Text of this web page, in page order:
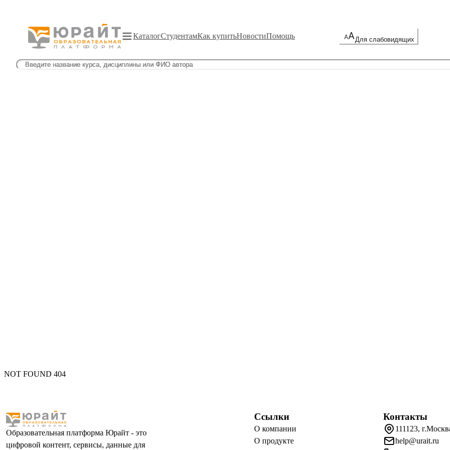
КаталогСтудентамКак купитьНовостиПомощь Для слабовидящих
NOT FOUND 404
Образовательная платформа Юрайт - это
цифровой контент, сервисы, данные для
Ссылки
О компании
О продукте
Контакты
111123,
help@urait.ru